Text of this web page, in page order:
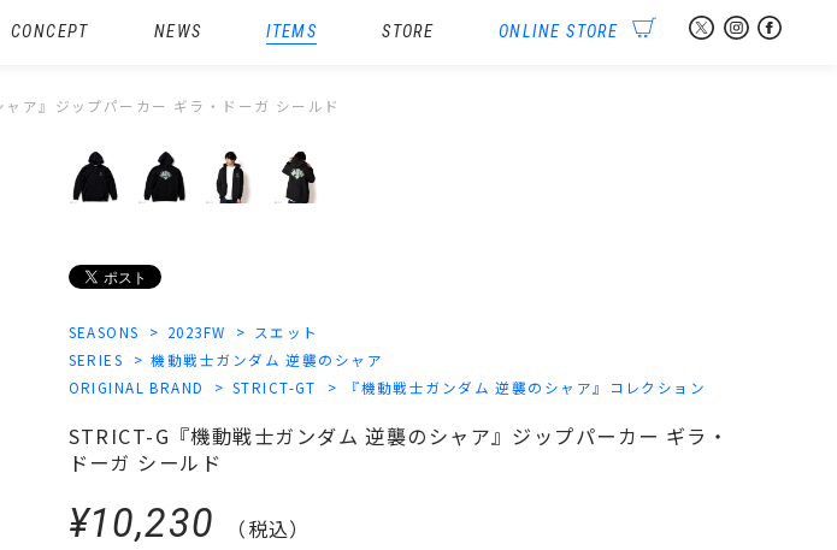
ITEMS
CONCEPT NEWS STORE ONLINE STORE
ア』ジップパーカー ギラ・ドーガ シールド
SEASONS 2023FW
スエット
SERIES
機動戦士ガンダム 逆襲のシャア
ORIGINAL BRAND
STRICT-GT 『機動戦士ガンダム 逆襲のシャア』コレクション
STRICT-G『機動戦士ガンダム 逆襲のシャア』ジップパーカー ギラ・
ドーガ シールド
¥10,230
（税込）